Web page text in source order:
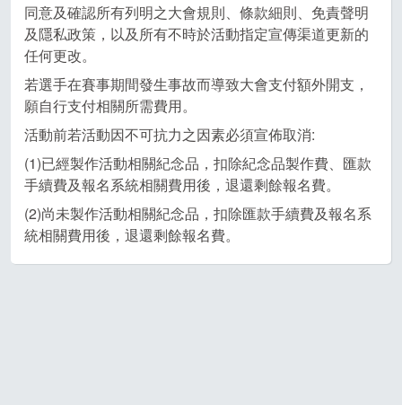
同意及確認所有列明之大會規則、條款細則、免責聲明
及隱私政策，以及所有不時於活動指定宣傳渠道更新的
任何更改。
若選手在賽事期間發生事故而導致大會支付額外開支，
願自行支付相關所需費用。
活動前若活動因不可抗力之因素必須宣佈取消:
(1)已經製作活動相關紀念品，扣除紀念品製作費、匯款
手續費及報名系統相關費用後，退還剩餘報名費。
(2)尚未製作活動相關紀念品，扣除匯款手續費及報名系
統相關費用後，退還剩餘報名費。